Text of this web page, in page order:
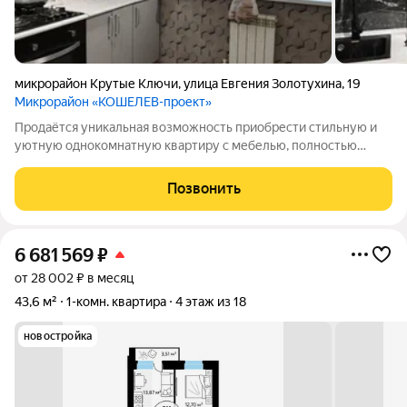
микрорайон Крутые Ключи,улица Евгения Золотухина,19
Микрорайон «КОШЕЛЕВ-проект»
Продаётся уникальная возможность приобрести стильную и
уютную однокомнатную квартиру с мебелью, полностью
идеальное предложение для студентов, молодых семей и
всех, кто ценит комфорт и удобство!
Позвонить
6 681 569₽
от 28 002 ₽ в месяц
43,6 м²
1-комн. квартира 4 этаж из 18
новостройка